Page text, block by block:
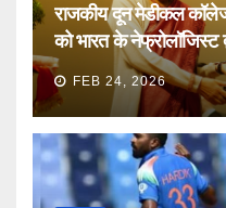
राजकीय दून मेडीकल
को भारत के नेफ्रोलॉजिस्ट
FEB 24, 2026